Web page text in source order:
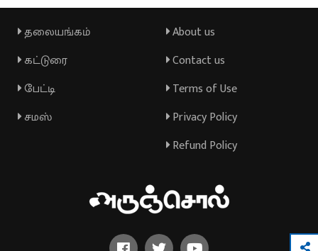
தலையங்கம்
கட்டுரை
பேட்டி
சமஸ்
About us
Contact us
Terms of Use
Privacy Policy
Refund Policy